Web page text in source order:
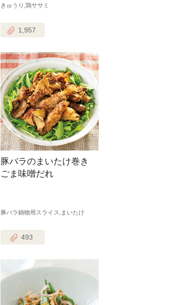
きゅうり,鶏ササミ
1,957
豚バラのまいたけ巻き
ごま味噌だれ
豚バラ鍋物用スライス,まいたけ
493